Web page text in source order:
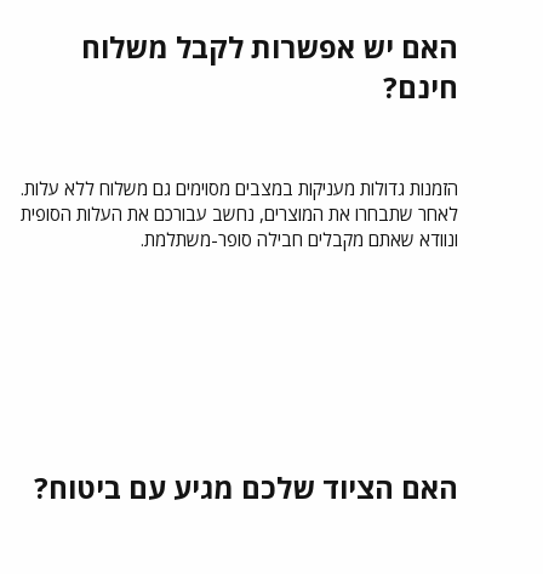
האם יש אפשרות לקבל משלוח
חינם?
הזמנות גדולות מעניקות במצבים מסוימים גם משלוח ללא עלות.
לאחר שתבחרו את המוצרים, נחשב עבורכם את העלות הסופית
ונוודא שאתם מקבלים חבילה סופר-משתלמת.
האם הציוד שלכם מגיע עם ביטוח?